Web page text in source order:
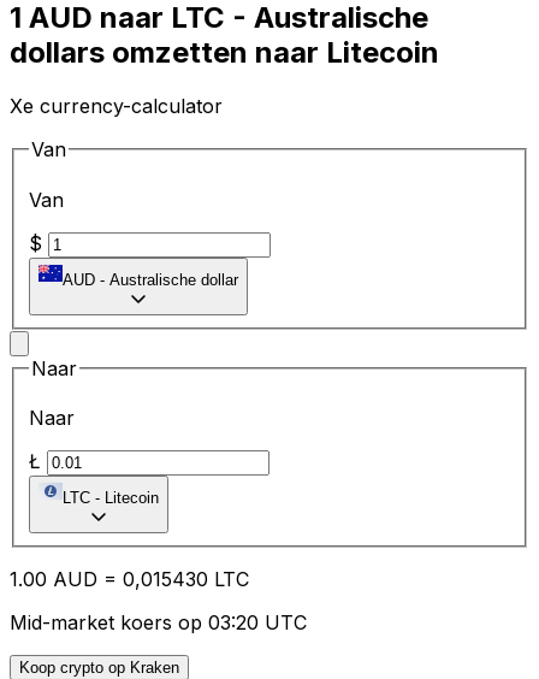
1 AUD naar LTC - Australische
dollars omzetten naar Litecoin
Xe currency-calculator
Van
Van
$
AUD - Australische dollar
Naar
Naar
Ł
LTC - Litecoin
1.00 AUD = 0,015430 LTC
Mid-market koers op 03:20 UTC
Koop crypto op Kraken